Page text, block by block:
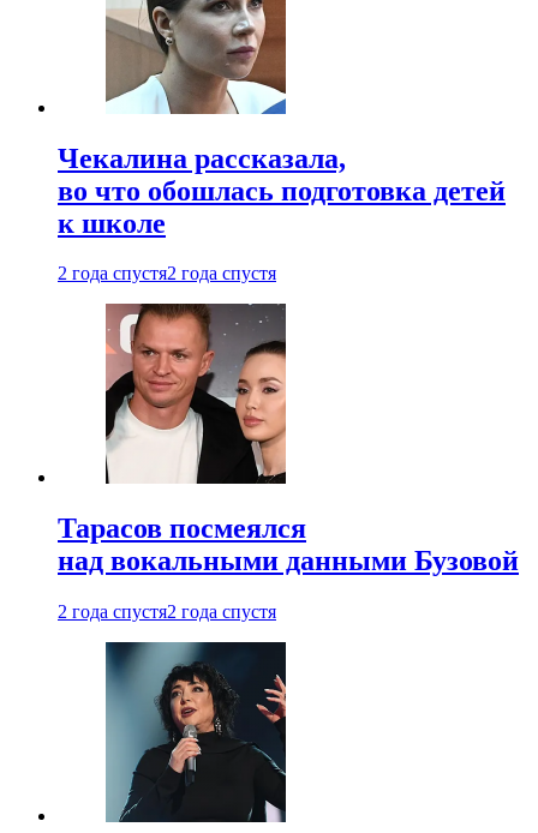
Чекалина рассказала,
во что обошлась подготовка детей
к школе
2 года спустя2 года спустя
Тарасов посмеялся
над вокальными данными Бузовой
2 года спустя2 года спустя